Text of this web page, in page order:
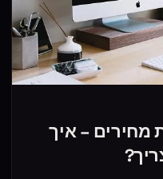
מחירים – איך